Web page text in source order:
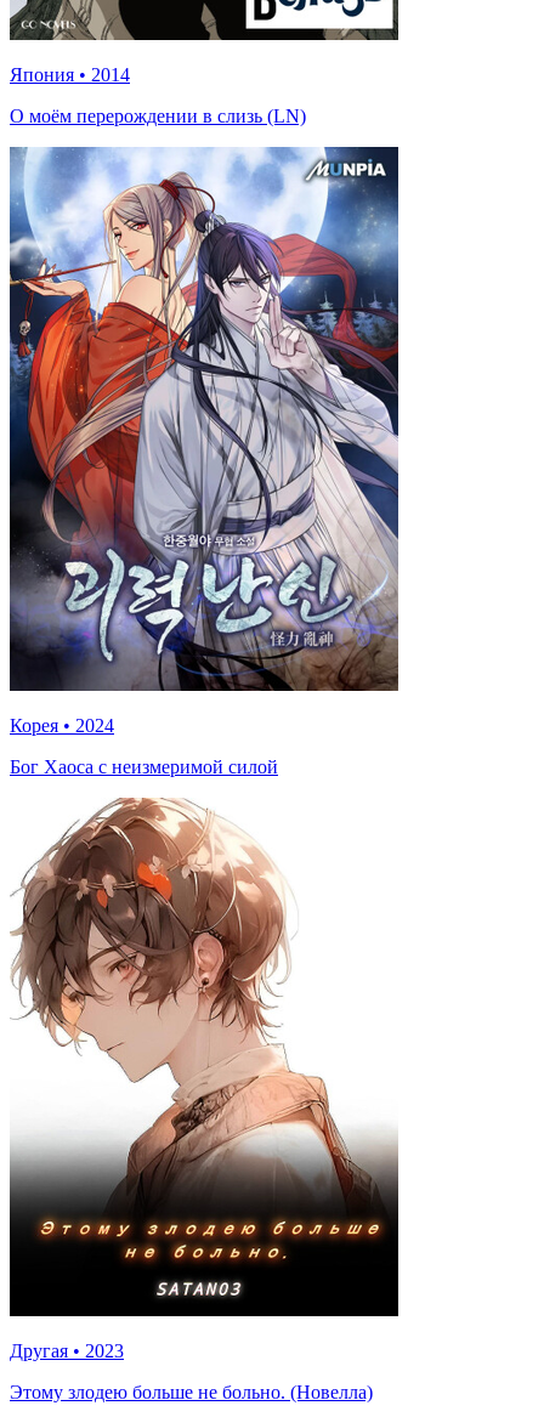
Япония • 2014
О моём перерождении в слизь (LN)
Корея • 2024
Бог Хаоса с неизмеримой силой
Другая • 2023
Этому злодею больше не больно. (Новелла)